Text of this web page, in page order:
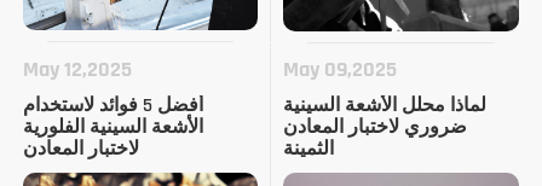
May 12,2025
أفضل 5 فوائد لاستخدام
الأشعة السينية الفلورية
لاختبار المعادن
May 09,2025
لماذا محلل الأشعة السينية
ضروري لاختبار المعادن
الثمينة